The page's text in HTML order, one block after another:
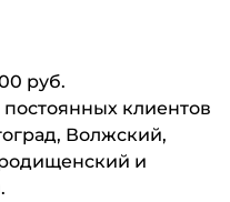
руб.
клиентов
Волжский,
и